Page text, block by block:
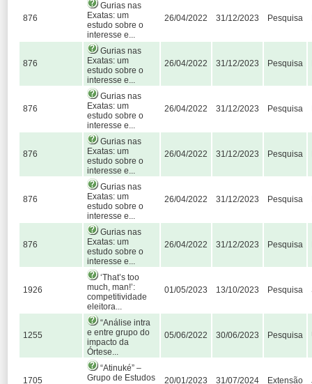
876
Gurias nas
Exatas: um
estudo sobre o
interesse e...
26/04/2022 31/12/2023 Pesquisa
876
Gurias nas
Exatas: um
estudo sobre o
interesse e...
26/04/2022 31/12/2023 Pesquisa
876
Gurias nas
Exatas: um
estudo sobre o
interesse e...
26/04/2022 31/12/2023 Pesquisa
876
Gurias nas
Exatas: um
estudo sobre o
interesse e...
26/04/2022 31/12/2023 Pesquisa
876
Gurias nas
Exatas: um
estudo sobre o
interesse e...
26/04/2022 31/12/2023 Pesquisa
876
Gurias nas
Exatas: um
estudo sobre o
interesse e...
26/04/2022 31/12/2023 Pesquisa
1926
‘That’s too
much, man!’:
competitividade
eleitora...
01/05/2023 13/10/2023 Pesquisa
1255
“Análise intra
e entre grupo do
impacto da
Órtese...
05/06/2022 30/06/2023 Pesquisa
1705
“Atinuké” –
Grupo de Estudos
20/01/2023 31/07/2024 Extensão